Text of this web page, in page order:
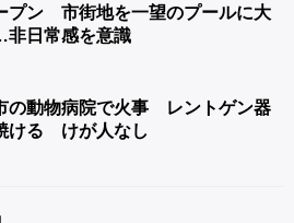
プン 市街地を一望のプールに大
日常感を意識
の動物病院で火事 レントゲン器
ける けが人なし